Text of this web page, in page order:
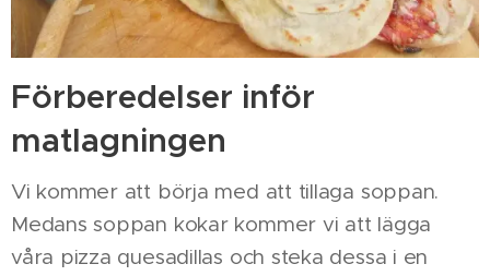
Förberedelser inför
matlagningen
Vi kommer att börja med att tillaga soppan.
Medans soppan kokar kommer vi att lägga
våra pizza quesadillas och steka dessa i en